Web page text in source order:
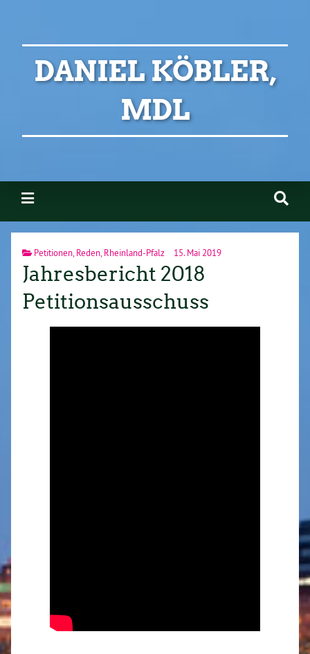
DANIEL KÖBLER,
MDL
Petitionen,Reden,Rheinland-Pfalz 15. Mai 2019
Jahresbericht 2018
Petitionsausschuss